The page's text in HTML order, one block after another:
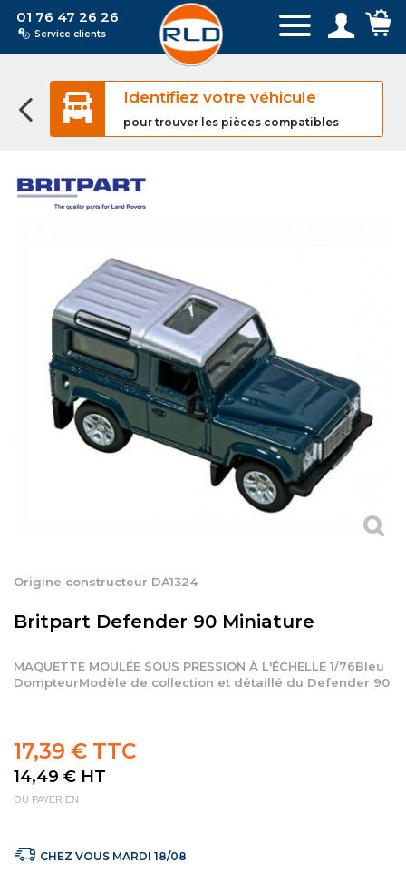
01 76 47 26 26
Service clients
Identifiez votre véhicule
pour trouver les pièces compatibles
Origine constructeur DA1324
Britpart Defender 90 Miniature
MAQUETTE MOULÉE SOUS PRESSION À L'ÉCHELLE 1/76Bleu
DompteurModèle de collection et détaillé du Defender 90
17,39 € TTC
14,49 € HT
OU PAYER EN
CHEZ VOUS MARDI 18/08